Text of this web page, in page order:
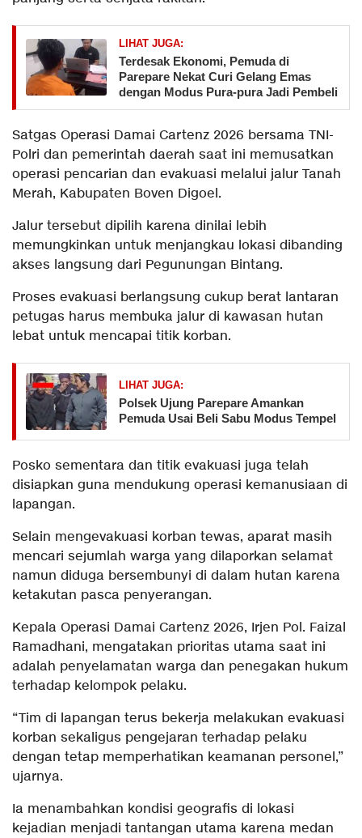
LIHAT JUGA:
Terdesak Ekonomi, Pemuda di
Parepare Nekat Curi Gelang Emas
dengan Modus Pura-pura Jadi Pembeli
Satgas Operasi Damai Cartenz 2026 bersama TNI-
Polri dan pemerintah daerah saat ini memusatkan
operasi pencarian dan evakuasi melalui jalur Tanah
Merah, Kabupaten Boven Digoel.
Jalur tersebut dipilih karena dinilai lebih
memungkinkan untuk menjangkau lokasi dibanding
akses langsung dari Pegunungan Bintang.
Proses evakuasi berlangsung cukup berat lantaran
petugas harus membuka jalur di kawasan hutan
lebat untuk mencapai titik korban.
LIHAT JUGA:
Polsek Ujung Parepare Amankan
Pemuda Usai Beli Sabu Modus Tempel
Posko sementara dan titik evakuasi juga telah
disiapkan guna mendukung operasi kemanusiaan di
lapangan.
Selain mengevakuasi korban tewas, aparat masih
mencari sejumlah warga yang dilaporkan selamat
namun diduga bersembunyi di dalam hutan karena
ketakutan pasca penyerangan.
Kepala Operasi Damai Cartenz 2026, Irjen Pol. Faizal
Ramadhani, mengatakan prioritas utama saat ini
adalah penyelamatan warga dan penegakan hukum
terhadap kelompok pelaku.
“Tim di lapangan terus bekerja melakukan evakuasi
korban sekaligus pengejaran terhadap pelaku
dengan tetap memperhatikan keamanan personel,”
ujarnya.
Ia menambahkan kondisi geografis di lokasi
kejadian menjadi tantangan utama karena medan